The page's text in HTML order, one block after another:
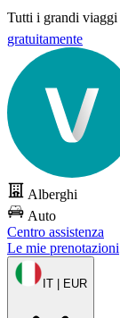
Tutti i grandi viaggi
gratuitamente
Alberghi
Auto
Centro assistenza
Le mie prenotazioni
IT | EUR